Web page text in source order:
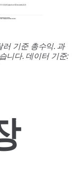
기준 총수익. 과
니다. 데이터 기준: